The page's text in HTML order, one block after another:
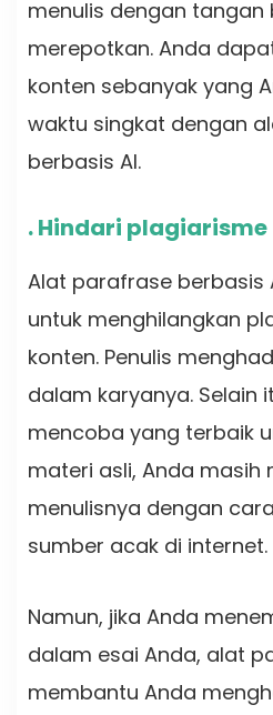
menulis dengan tangan
merepotkan. Anda
konten sebanyak yang
waktu singkat dengan
berbasis AI.
. Hindari plagiarisme
Alat parafrase berbasis
untuk menghilangkan
konten. Penulis
dalam karyanya. Selain
mencoba yang terbaik
materi asli, Anda masih
menulisnya dengan
sumber acak di internet.
Namun, jika Anda
dalam esai Anda, alat
membantu Anda